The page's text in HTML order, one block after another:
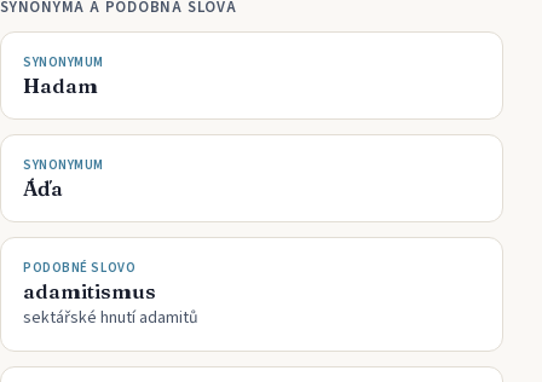
SYNONYMA A PODOBNÁ SLOVA
SYNONYMUM
Hadam
SYNONYMUM
Áďa
PODOBNÉ SLOVO
adamitismus
sektářské hnutí adamitů